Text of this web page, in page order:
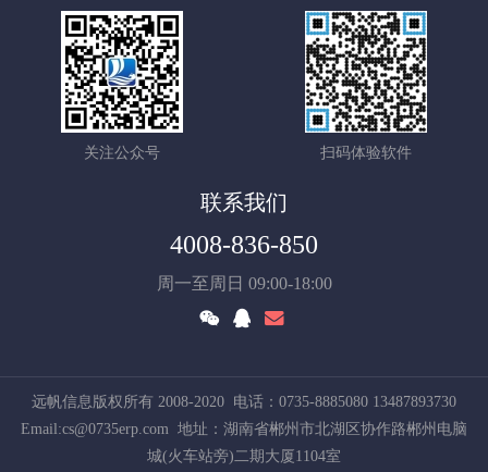
关注公众号 扫码体验软件
联系我们
4008-836-850
周一至周日 09:00-18:00
远帆信息版权所有 2008-2020 电话：0735-8885080 13487893730
Email:cs@0735erp.com 地址：湖南省郴州市北湖区协作路郴州电脑
城(火车站旁)二期大厦1104室